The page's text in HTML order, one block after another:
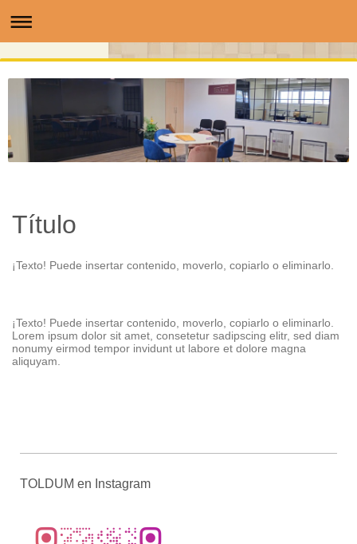
Título
¡Texto! Puede insertar contenido, moverlo, copiarlo o eliminarlo.
¡Texto! Puede insertar contenido, moverlo, copiarlo o eliminarlo.
Lorem ipsum dolor sit amet, consetetur sadipscing elitr, sed diam
nonumy eirmod tempor invidunt ut labore et dolore magna
aliquyam.
TOLDUM en Instagram